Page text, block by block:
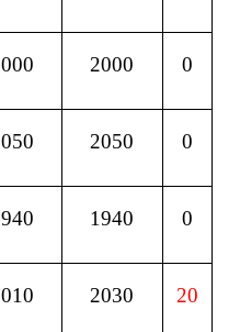
2000 0
2050 0
1940 0
2030 20